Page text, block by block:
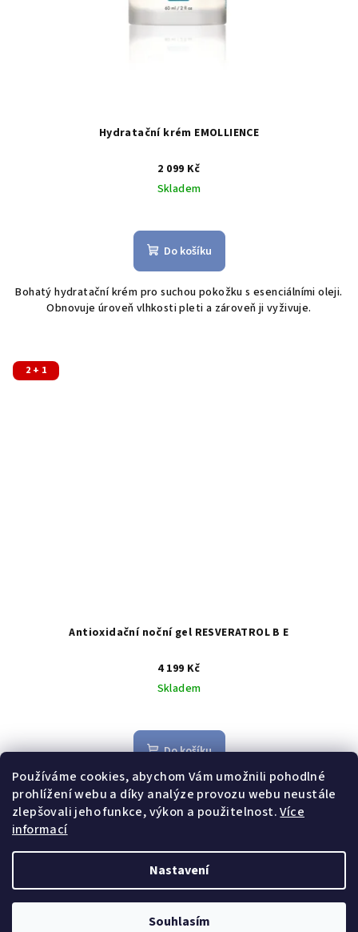
Používáme cookies, abychom Vám umožnili pohodlné
prohlížení webu a díky analýze provozu webu neustále
zlepšovali jeho funkce, výkon a použitelnost.Více
informací
Nastavení
Souhlasím
Hydratační krém EMOLLIENCE
2 099 Kč
Skladem
Do košíku
Bohatý hydratační krém pro suchou pokožku s esenciálními oleji.
Obnovuje úroveň vlhkosti pleti a zároveň ji vyživuje.
2 + 1
Antioxidační noční gel RESVERATROL B E
4 199 Kč
Skladem
Do košíku
Antioxidační noční gel s obsahem maximální koncentrace
čistého, stabilního resveratrolu a vitaminu E.
Dopřejte si jedinečnou péči.🖤